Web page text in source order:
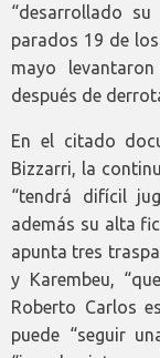
“desarrollado
parados 19 de
mayo
después de
En el citado
Bizzarri, la
“tendrá difícil
además su alta
apunta tres
y Karembeu,
Roberto Carlos
puede “seguir